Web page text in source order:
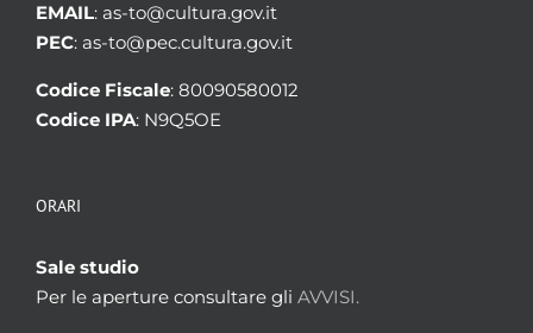
EMAIL: as-to@cultura.gov.it
PEC: as-to@pec.cultura.gov.it
Codice Fiscale: 80090580012
Codice IPA: N9Q5OE
ORARI
Sale studio
Per le aperture consultare gli AVVISI.